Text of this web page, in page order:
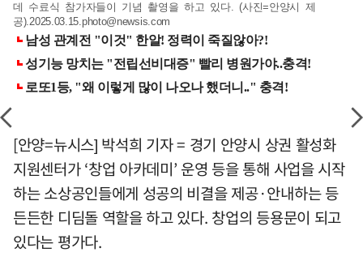
데 수료식 참가자들이 기념 촬영을 하고 있다. (사진=안양시 제
공).2025.03.15.photo@newsis.com
[안양=뉴시스] 박석희 기자 = 경기 안양시 상권 활성화
지원센터가 ‘창업 아카데미’ 운영 등을 통해 사업을 시작
하는 소상공인들에게 성공의 비결을 제공·안내하는 등
든든한 디딤돌 역할을 하고 있다. 창업의 등용문이 되고
있다는 평가다.